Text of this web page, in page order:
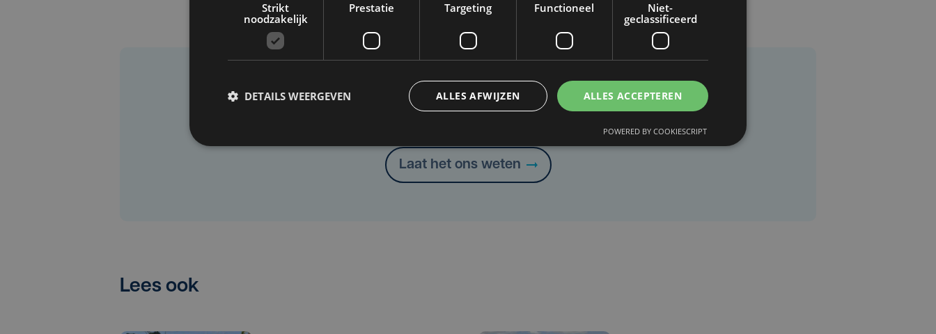
Taalfout opgemerkt?
Laat het ons weten
Lees ook
Strikt
noodzakelijk
Prestatie Targeting Functioneel
Niet-
geclassificeerd
ALLES ACCEPTEREN
ALLES AFWIJZEN
DETAILS WEERGEVEN
POWERED BY COOKIESCRIPT